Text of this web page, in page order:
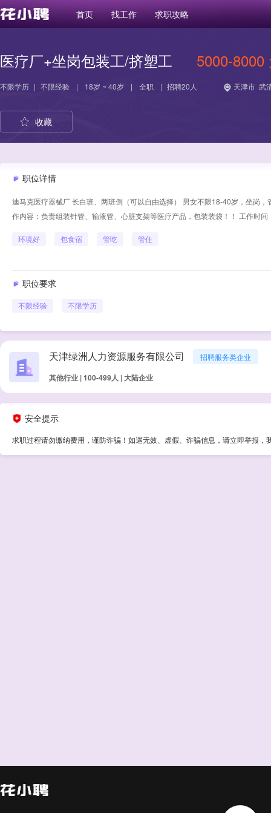
首页 找工作 求职攻略
医疗厂+坐岗包装工/挤塑工 5000-8000
不限学历 | 不限经验 | 18岁 ~ 40岁 | 全职 | 招聘20人 天津市 ·武
收藏
职位详情
迪马克医疗器械厂 长白班、两班倒（可以自由选择） 男女不限18-40岁，坐岗
作内容：负责组装针管、输液管、心脏支架等医疗产品，包装装袋！！ 工作时
环境好 包食宿 管吃 管住
职位要求
不限经验 不限学历
天津绿洲人力资源服务有限公司 招聘服务类企业
其他行业 | 100-499人 | 大陆企业
安全提示
求职过程请勿缴纳费用，谨防诈骗！如遇无效、虚假、诈骗信息，请立即举报，